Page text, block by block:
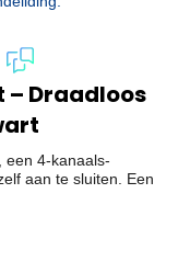
– Draadloos
een 4-kanaals-
aan te sluiten. Een